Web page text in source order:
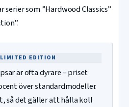
serier som ”Hardwood Classics”
EDITION
är ofta dyrare – priset
över standardmodeller.
så det gäller att hålla koll